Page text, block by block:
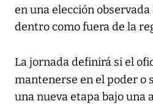
en una elección
dentro como fuera de la
La jornada definirá si el
mantenerse en el poder o
una nueva etapa bajo una